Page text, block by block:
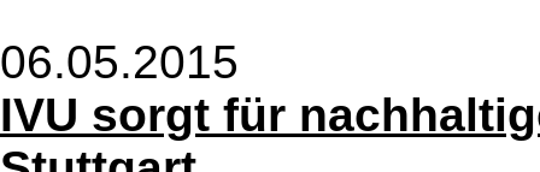
06.05.2015
IVU sorgt für